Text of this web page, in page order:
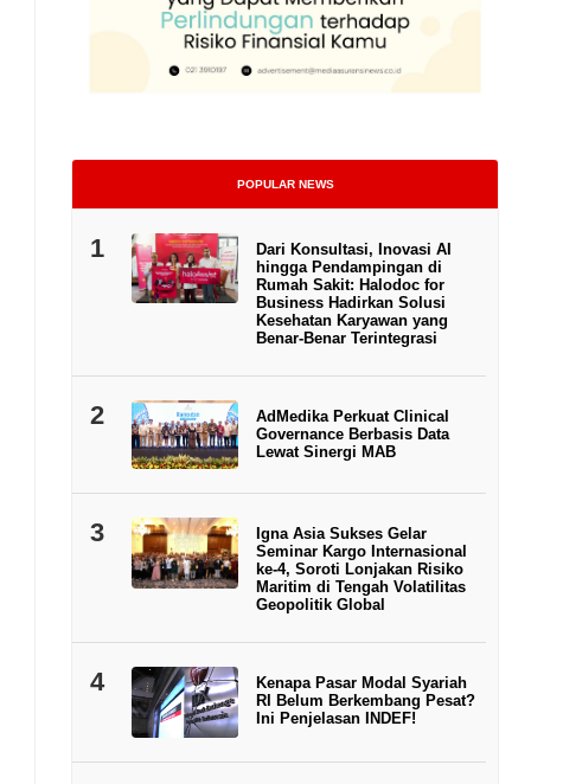
POPULAR NEWS
1
Dari Konsultasi, Inovasi AI
hingga Pendampingan di
Rumah Sakit: Halodoc for
Business Hadirkan Solusi
Kesehatan Karyawan yang
Benar-Benar Terintegrasi
2
AdMedika Perkuat Clinical
Governance Berbasis Data
Lewat Sinergi MAB
3
Igna Asia Sukses Gelar
Seminar Kargo Internasional
ke-4, Soroti Lonjakan Risiko
Maritim di Tengah Volatilitas
Geopolitik Global
4
Kenapa Pasar Modal Syariah
RI Belum Berkembang Pesat?
Ini Penjelasan INDEF!